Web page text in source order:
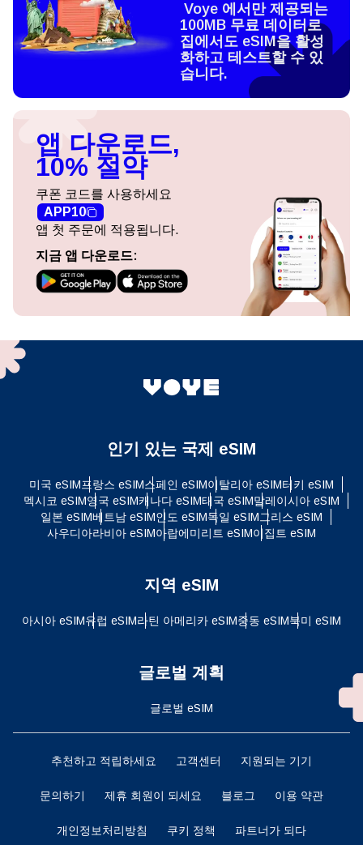
Voye 에서만 제공되는
100MB 무료 데이터로
집에서도 eSIM을 활성
화하고 테스트할 수 있
습니다.
앱 다운로드,
10% 절약
쿠폰 코드를 사용하세요
APP10
앱 첫 주문에 적용됩니다.
지금 앱 다운로드:
인기 있는 국제 eSIM
미국 eSIM프랑스 eSIM스페인 eSIM이탈리아 eSIM터키 eSIM
멕시코 eSIM영국 eSIM캐나다 eSIM태국 eSIM말레이시아 eSIM
일본 eSIM베트남 eSIM인도 eSIM독일 eSIM그리스 eSIM
사우디아라비아 eSIM아랍에미리트 eSIM이집트 eSIM
지역 eSIM
아시아 eSIM유럽 ​​eSIM라틴 아메리카 eSIM중동 eSIM북미 eSIM
글로벌 계획
글로벌 eSIM
추천하고 적립하세요 고객센터 지원되는 기기
문의하기 제휴 회원이 되세요 블로그 이용 약관
개인정보처리방침 쿠키 정책 파트너가 되다